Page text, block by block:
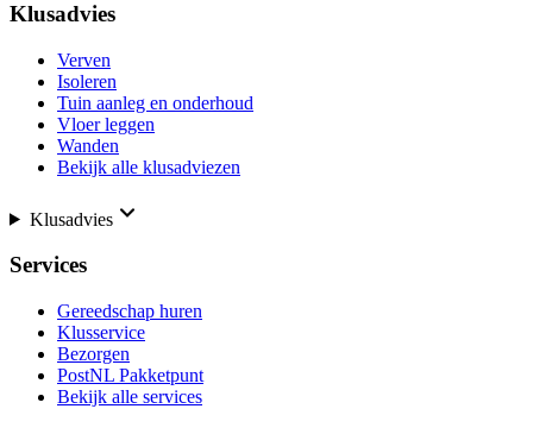
Klusadvies
Verven
Isoleren
Tuin aanleg en onderhoud
Vloer leggen
Wanden
Bekijk alle klusadviezen
Klusadvies
Services
Gereedschap huren
Klusservice
Bezorgen
PostNL Pakketpunt
Bekijk alle services